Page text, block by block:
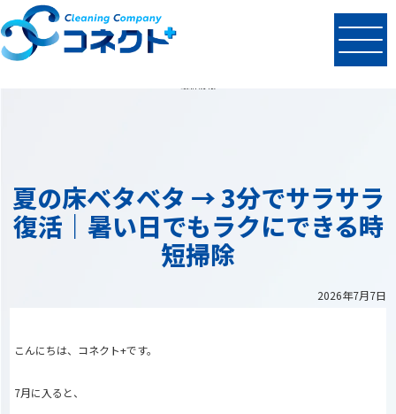
NEWS
夏の床ベタベタ → 3分でサラサラ
復活｜暑い日でもラクにできる時
短掃除
2026年7月7日
こんにちは、コネクト+です。
7月に入ると、